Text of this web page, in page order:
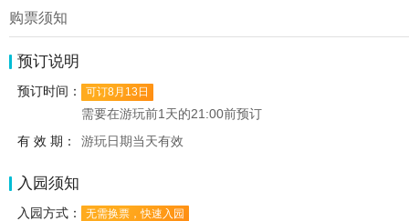
购票须知
预订说明
预订时间： 可订8月13日
需要在游玩前1天的21:00前预订
有 效 期：
游玩日期当天有效
入园须知
入园方式： 无需换票，快速入园